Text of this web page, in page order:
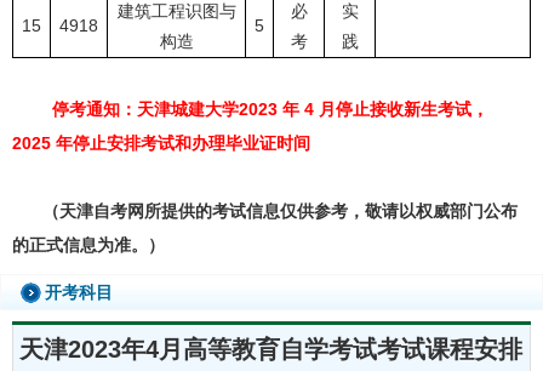
15 4918
建筑工程识图与
构造
5
必
考
实
践
停考通知：天津城建大学2023 年 4 月停止接收新生考试，
2025 年停止安排考试和办理毕业证时间
（天津自考网所提供的考试信息仅供参考，敬请以权威部门公布
的正式信息为准。）
开考科目
天津2023年4月高等教育自学考试考试课程安排